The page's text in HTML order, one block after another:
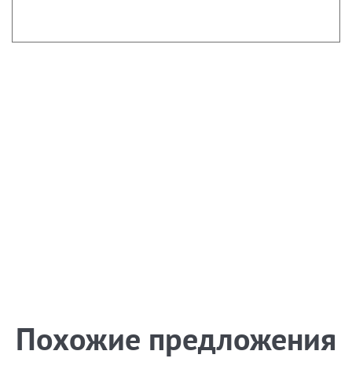
Похожие предложения